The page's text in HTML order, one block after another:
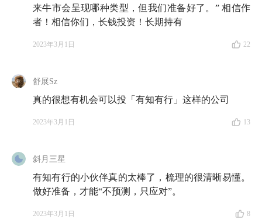
来牛市会呈现哪种类型，但我们准备好了。” 相信作
者！相信你们，长钱投资！长期持有
2023年3月1日 22
舒展Sz
真的很想有机会可以投「有知有行」这样的公司
2023年3月1日 13
斜月三星
有知有行的小伙伴真的太棒了，梳理的很清晰易懂。
做好准备，才能“不预测，只应对”。
2023年3月1日 8